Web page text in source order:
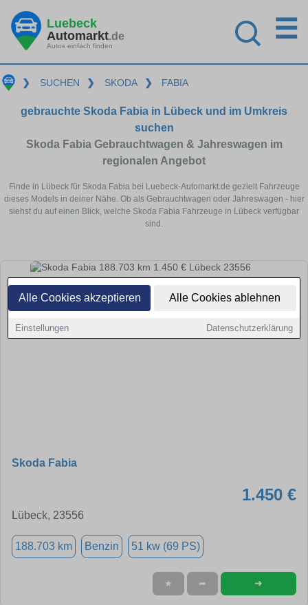
Alle Cookies akzeptieren Alle Cookies ablehnen
Einstellungen Datenschutzerklärung
Luebeck
Automarkt.de
Autos einfach finden
☰
❯ SUCHEN ❯ SKODA ❯ FABIA
gebrauchte Skoda Fabia in Lübeck und im Umkreis
suchen
Skoda Fabia Gebrauchtwagen & Jahreswagen im
regionalen Angebot
Finde in Lübeck für Skoda Fabia bei Luebeck-Automarkt.de gezielt Fahrzeuge
dieses Models in deiner Nähe. Ob als Gebrauchtwagen oder Jahreswagen - hier
siehst du auf einen Blick, welche Skoda Fabia Fahrzeuge in Lübeck verfügbar
sind.
Skoda Fabia
1.450 €
Lübeck, 23556
188.703 km Benzin 51 kw (69 PS)
★ ➦ ➜